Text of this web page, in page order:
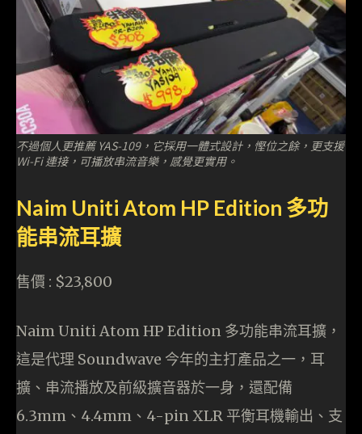
不過個人更推薦 YAS-109，它採用一體式設計，慳位之餘，更支援
Wi-Fi 連接，可播放串流音樂，感覺更實用。
Naim Uniti Atom HP Edition 多功
能串流耳擴
售價 : $23,800
Naim Uniti Atom HP Edition 多功能串流耳擴，
這是代理 Soundwave 今年的主打產品之一，耳
擴、串流播放及前級擴音器於一身，還配備
6.3mm、4.4mm、4-pin XLR 平衡耳機輸出、支